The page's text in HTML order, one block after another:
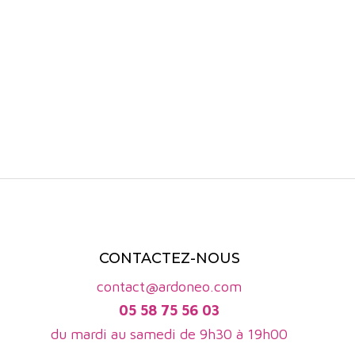
d'air
vive et
CONTACTEZ-NOUS
contact@ardoneo.com
05 58 75 56 03
du mardi au samedi de 9h30 à 19h00